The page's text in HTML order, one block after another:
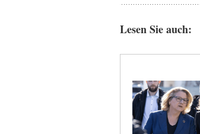
Lesen Sie auch: